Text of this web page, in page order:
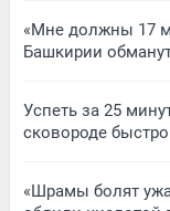
«Мне должны 17
Башкирии
Успеть за 25
сковороде
«Шрамы болят